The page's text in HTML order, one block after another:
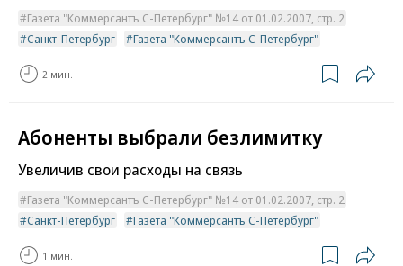
Газета "Коммерсантъ С-Петербург" №14 от 01.02.2007, стр. 2
Санкт-Петербург
Газета "Коммерсантъ С-Петербург"
2 мин.
Абоненты выбрали безлимитку
Увеличив свои расходы на связь
Газета "Коммерсантъ С-Петербург" №14 от 01.02.2007, стр. 2
Санкт-Петербург
Газета "Коммерсантъ С-Петербург"
1 мин.